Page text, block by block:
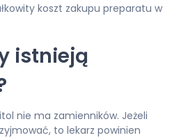
koszt zakupu preparatu w
istnieją
nie ma zamienników. Jeżeli
to lekarz powinien